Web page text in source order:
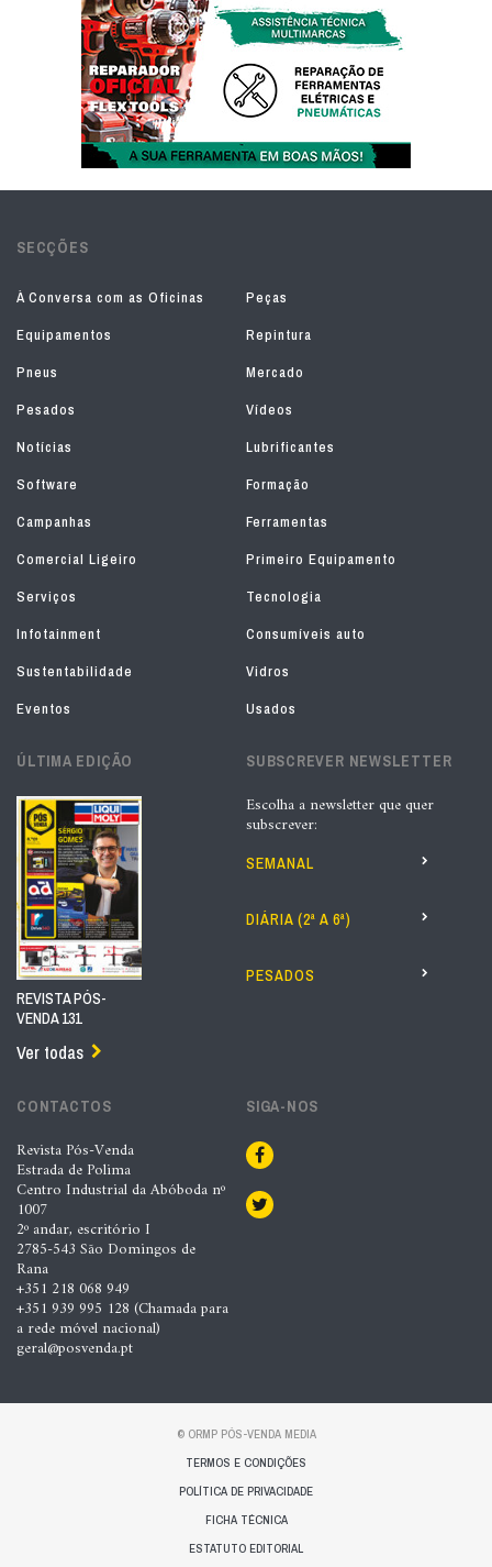
SECÇÕES
À Conversa com as Oficinas
Peças
Equipamentos
Repintura
Pneus
Mercado
Pesados
Vídeos
Notícias
Lubrificantes
Software
Formação
Campanhas
Ferramentas
Comercial Ligeiro
Primeiro Equipamento
Serviços
Tecnologia
Infotainment
Consumíveis auto
Sustentabilidade
Vidros
Eventos
Usados
ÚLTIMA EDIÇÃO
REVISTA PÓS-
VENDA 131
Ver todas
SUBSCREVER NEWSLETTER
Escolha a newsletter que quer
subscrever:
SEMANAL
DIÁRIA (2ª A 6ª)
PESADOS
CONTACTOS
Revista Pós-Venda
Estrada de Polima
Centro Industrial da Abóboda nº
1007
2º andar, escritório I
2785-543 São Domingos de
Rana
+351 218 068 949
+351 939 995 128 (Chamada para
a rede móvel nacional)
geral@posvenda.pt
SIGA-NOS
© ORMP PÓS-VENDA MEDIA
TERMOS E CONDIÇÕES
POLÍTICA DE PRIVACIDADE
FICHA TÉCNICA
ESTATUTO EDITORIAL